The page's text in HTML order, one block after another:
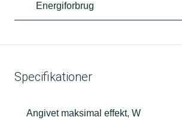
Energiforbrug
Specifikationer
Angivet maksimal effekt, W